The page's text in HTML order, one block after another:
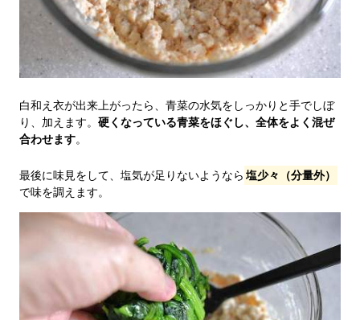
白和え衣が出来上がったら、青菜の水気をしっかりと手でしぼ
り、加えます。 硬くなっている青菜をほぐし、全体をよく混ぜ
合わせます。
最後に味見をして、塩気が足りないようなら 塩少々（分量外）
で味を調えます。